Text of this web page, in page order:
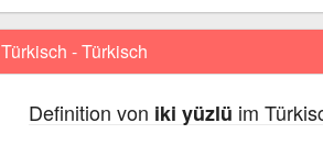
Türkisch - Türkisch
Definition von iki yüzlü im